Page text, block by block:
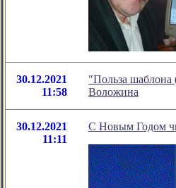
30.12.2021
11:58
"Польза шаблона
Воложина
30.12.2021
11:11
С Новым Годом